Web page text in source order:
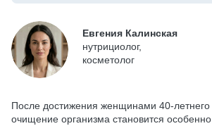
Евгения Калинская
нутрициолог,
косметолог
После достижения женщинами 40-летнего
очищение организма становится